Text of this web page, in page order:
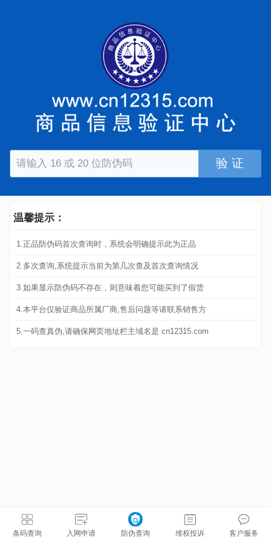
验 证
温馨提示：
1.正品防伪码首次查询时，系统会明确提示此为正品
2.多次查询,系统提示当前为第几次查及首次查询情况
3.如果显示防伪码不存在，则意味着您可能买到了假货
4.本平台仅验证商品所属厂商,售后问题等请联系销售方
5.一码查真伪,请确保网页地址栏主域名是 cn12315.com
条码查询 入网申请 防伪查询 维权投诉 客户服务